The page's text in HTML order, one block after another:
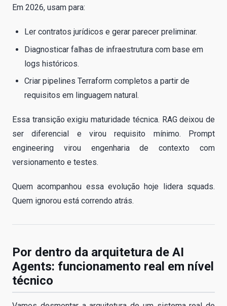
Em 2026, usam para:
Ler contratos jurídicos e gerar parecer preliminar.
Diagnosticar falhas de infraestrutura com base em
logs históricos.
Criar pipelines Terraform completos a partir de
requisitos em linguagem natural.
Essa transição exigiu maturidade técnica. RAG deixou de
ser diferencial e virou requisito mínimo. Prompt
engineering virou engenharia de contexto com
versionamento e testes.
Quem acompanhou essa evolução hoje lidera squads.
Quem ignorou está correndo atrás.
Por dentro da arquitetura de AI
Agents: funcionamento real em nível
técnico